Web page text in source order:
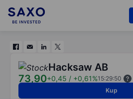
Hacksaw AB
73,90+0,45 / +0,61%15:29:50
Kup